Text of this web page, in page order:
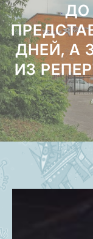
ДО
ДНЕЙ, А
ИЗ